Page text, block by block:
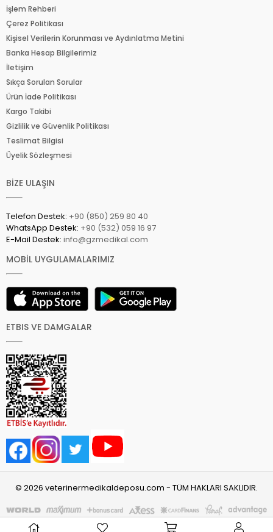
İşlem Rehberi
Çerez Politikası
Kişisel Verilerin Korunması ve Aydınlatma Metini
Banka Hesap Bilgilerimiz
İletişim
Sıkça Sorulan Sorular
Ürün İade Politikası
Kargo Takibi
Gizlilik ve Güvenlik Politikası
Teslimat Bilgisi
Üyelik Sözleşmesi
BİZE ULAŞIN
Telefon Destek: +90 (850) 259 80 40
WhatsApp Destek: +90 (532) 059 16 97
E-Mail Destek: info@gzmedikal.com
MOBİL UYGULAMALARIMIZ
ETBIS VE DAMGALAR
© 2026 veterinermedikaldeposu.com - TÜM HAKLARI SAKLIDIR.